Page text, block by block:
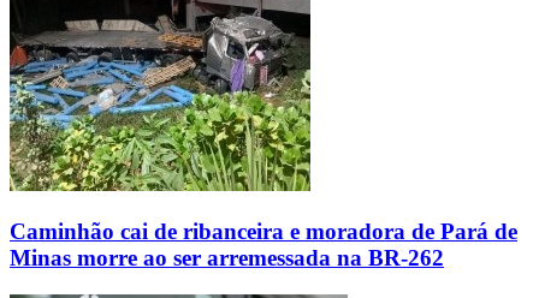
Caminhão cai de ribanceira e moradora de Pará de
Minas morre ao ser arremessada na BR-262